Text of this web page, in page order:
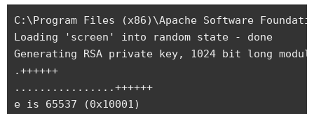
C:\Program Files (x86)\Apache Software
Loading 'screen' into random state - done
Generating RSA private key, 1024 bit long
.++++++
................++++++
e is 65537 (0x10001)